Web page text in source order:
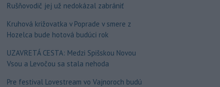
Rušňovodič jej už nedokázal zabrániť
Kruhová križovatka v Poprade v smere z
Hozelca bude hotová budúci rok
UZAVRETÁ CESTA: Medzi Spišskou Novou
Vsou a Levočou sa stala nehoda
Pre festival Lovestream vo Vajnoroch budú